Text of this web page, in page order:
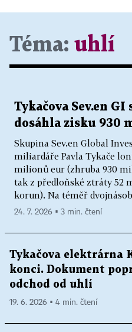
Téma: uhlí
Tykačova Sev.en
dosáhla zisku 930
Skupina Sev.en Global
miliardáře Pavla Tykače
milionů eur (zhruba 930
tak z předloňské ztráty 52
korun). Na téměř
24. 7. 2026 ▪ 3 min. čtení
Tykačova elektrárna
konci. Dokument
odchod od uhlí
19. 6. 2026 ▪ 4 min. čtení